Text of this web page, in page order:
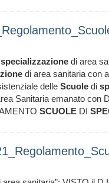
specializzazione di area
di area sanitaria con
delle Scuole di
Sanitaria emanato con
SCUOLE DI